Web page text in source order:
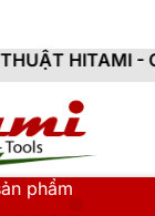
CẤP SẢN
phẩm